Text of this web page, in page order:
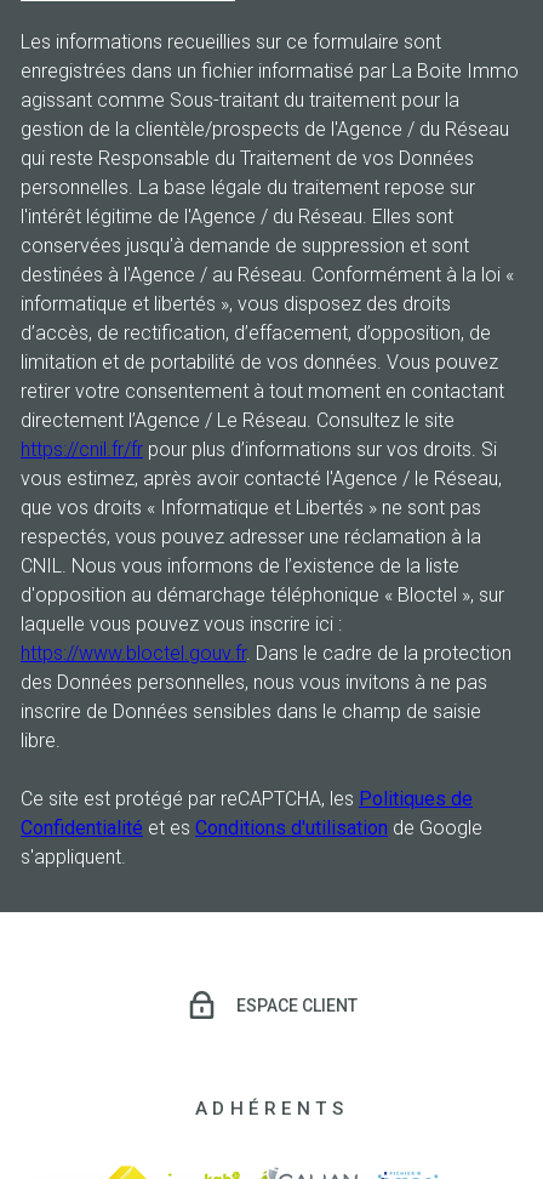
Les informations recueillies sur ce formulaire sont
enregistrées dans un fichier informatisé par La Boite Immo
agissant comme Sous-traitant du traitement pour la
gestion de la clientèle/prospects de l'Agence / du Réseau
qui reste Responsable du Traitement de vos Données
personnelles. La base légale du traitement repose sur
l'intérêt légitime de l'Agence / du Réseau. Elles sont
conservées jusqu'à demande de suppression et sont
destinées à l'Agence / au Réseau. Conformément à la loi «
informatique et libertés », vous disposez des droits
d’accès, de rectification, d’effacement, d’opposition, de
limitation et de portabilité de vos données. Vous pouvez
retirer votre consentement à tout moment en contactant
directement l’Agence / Le Réseau. Consultez le site
https://cnil.fr/fr pour plus d’informations sur vos droits. Si
vous estimez, après avoir contacté l'Agence / le Réseau,
que vos droits « Informatique et Libertés » ne sont pas
respectés, vous pouvez adresser une réclamation à la
CNIL. Nous vous informons de l’existence de la liste
d'opposition au démarchage téléphonique « Bloctel », sur
laquelle vous pouvez vous inscrire ici :
https://www.bloctel.gouv.fr. Dans le cadre de la protection
des Données personnelles, nous vous invitons à ne pas
inscrire de Données sensibles dans le champ de saisie
libre.
Ce site est protégé par reCAPTCHA, les Politiques de
Confidentialité et es Conditions d'utilisation de Google
s'appliquent.
ESPACE CLIENT
ADHÉRENTS